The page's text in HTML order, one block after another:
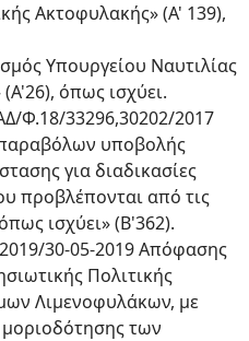
Ακτοφυλακής» (Α' 139),
Υπουργείου Ναυτιλίας
όπως ισχύει.
Φ.18/33296,30202/2017
υποβολής
για διαδικασίες
προβλέπονται από τις
ισχύει» (Β'362).
30-05-2019 Απόφασης
Πολιτικής
Λιμενοφυλάκων, με
των